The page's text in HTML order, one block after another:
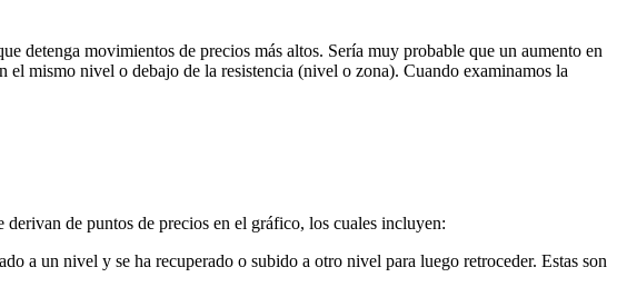
detenga movimientos de precios más altos. Sería muy probable que un aumento en
el mismo nivel o debajo de la resistencia (nivel o zona). Cuando examinamos la
de puntos de precios en el gráfico, los cuales incluyen:
a un nivel y se ha recuperado o subido a otro nivel para luego retroceder. Estas son